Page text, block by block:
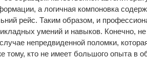
а логичная компоновка
рейс. Таким образом, и
умений и навыков. Конечно,
непредвиденной поломки,
кто не имеет большого опыта в